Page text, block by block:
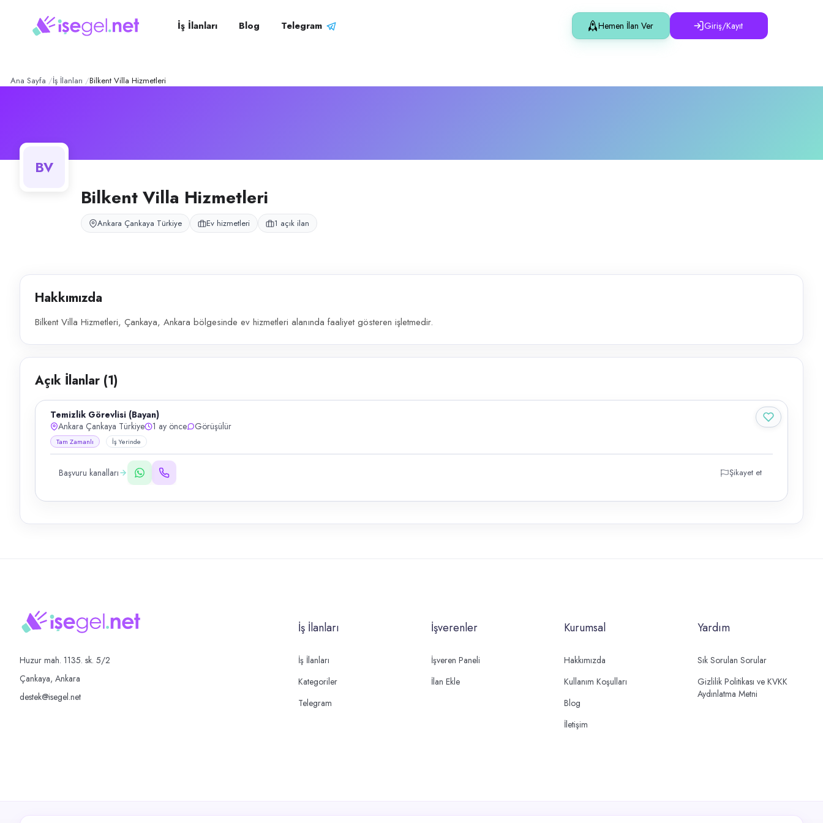
Villa Hizmetleri – Şirket Profili
Bilkent Villa Hizmetleri, Çankaya, Ankara bölgesinde ev hizmetleri alanında faaliyet gösteren işletmedir.
pozisyonlar
Temizlik Görevlisi (Bayan)
İş İlanları Blog Telegram Hemen İlan Ver Giriş/Kayıt
Ana Sayfa İş İlanları Bilkent Villa Hizmetleri
BV
Bilkent Villa Hizmetleri
Ankara Çankaya Türkiye Ev hizmetleri 1 açık ilan
Hakkımızda
Bilkent Villa Hizmetleri, Çankaya, Ankara bölgesinde ev hizmetleri alanında faaliyet gösteren işletmedir.
Açık İlanlar (1)
Temizlik Görevlisi (Bayan)
Ankara Çankaya Türkiye
1 ay önce Görüşülür
Tam Zamanlı İş Yerinde
Başvuru kanalları Şikayet et
Huzur mah. 1135. sk. 5/2
Çankaya, Ankara
destek@isegel.net
İş İlanları
İş İlanları
Kategoriler
Telegram
İşverenler
İşveren Paneli
İlan Ekle
Kurumsal
Hakkımızda
Kullanım Koşulları
Blog
İletişim
Yardım
Sık Sorulan Sorular
Gizlilik Politikası ve KVKK
Aydınlatma Metni